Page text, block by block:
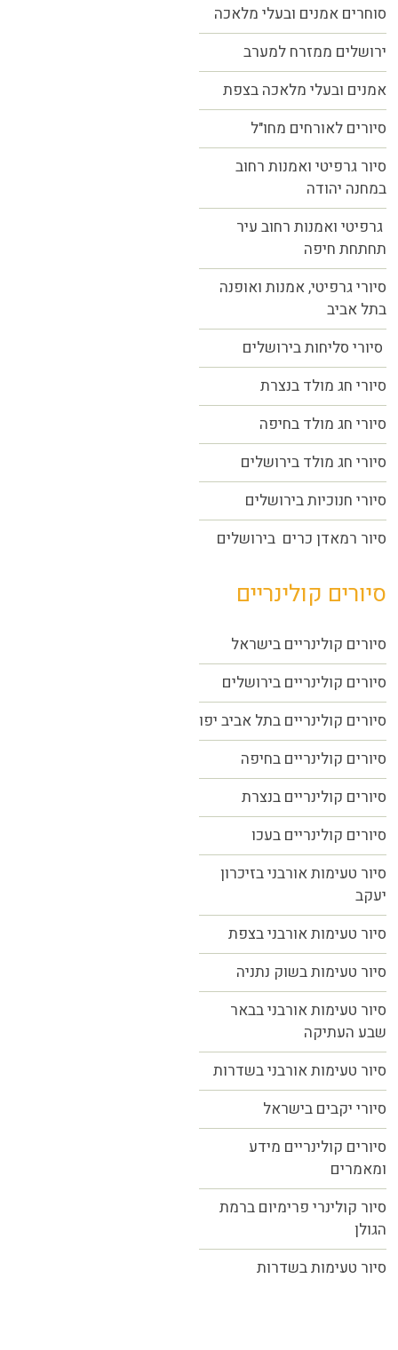
סוחרים אמנים ובעלי מלאכה
ירושלים ממזרח למערב
אמנים ובעלי מלאכה בצפת
סיורים לאורחים מחו"ל
סיור גרפיטי ואמנות רחוב
במחנה יהודה
גרפיטי ואמנות רחוב עיר
תחתחת חיפה
סיורי גרפיטי, אמנות ואופנה
בתל אביב
סיורי סליחות בירושלים
סיורי חג מולד בנצרת
סיורי חג מולד בחיפה
סיורי חג מולד בירושלים
סיורי חנוכיות בירושלים
סיור רמאדן כרים בירושלים
סיורים קולינריים
סיורים קולינריים בישראל
סיורים קולינריים בירושלים
סיורים קולינריים בתל אביב יפו
סיורים קולינריים בחיפה
סיורים קולינריים בנצרת
סיורים קולינריים בעכו
סיור טעימות אורבני בזיכרון
יעקב
סיור טעימות אורבני בצפת
סיור טעימות בשוק נתניה
סיור טעימות אורבני בבאר
שבע העתיקה
סיור טעימות אורבני בשדרות
סיורי יקבים בישראל
סיורים קולינריים מידע
ומאמרים
סיור קולינרי פרימיום ברמת
הגולן
סיור טעימות בשדרות